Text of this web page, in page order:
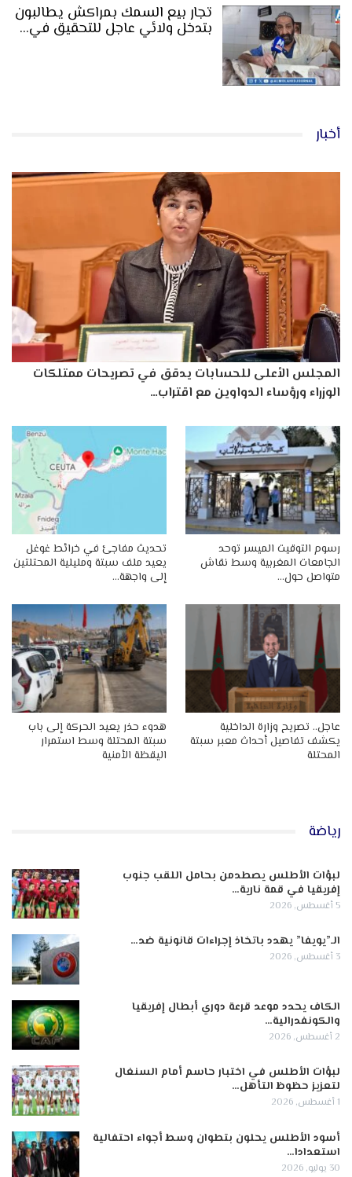
تجار بيع السمك بمراكش يطالبون
بتدخل ولائي عاجل للتحقيق في…
أخبار
المجلس الأعلى للحسابات يدقق في تصريحات ممتلكات
الوزراء ورؤساء الدواوين مع اقتراب…
رسوم التوقيت الميسر توحد
الجامعات المغربية وسط نقاش
متواصل حول…
تحديث مفاجئ في خرائط غوغل
يعيد ملف سبتة ومليلية المحتلتين
إلى واجهة…
عاجل.. تصريح وزارة الداخلية
يكشف تفاصيل أحداث معبر سبتة
المحتلة
هدوء حذر يعيد الحركة إلى باب
سبتة المحتلة وسط استمرار
اليقظة الأمنية
رياضة
لبؤات الأطلس يصطدمن بحامل اللقب جنوب
إفريقيا في قمة نارية…
5 أغسطس, 2026
الـ”يويفا” يهدد باتخاذ إجراءات قانونية ضد…
3 أغسطس, 2026
الكاف يحدد موعد قرعة دوري أبطال إفريقيا
والكونفدرالية…
2 أغسطس, 2026
لبؤات الأطلس في اختبار حاسم أمام السنغال
لتعزيز حظوظ التأهل…
1 أغسطس, 2026
أسود الأطلس يحلون بتطوان وسط أجواء احتفالية
استعدادا…
30 يوليو, 2026